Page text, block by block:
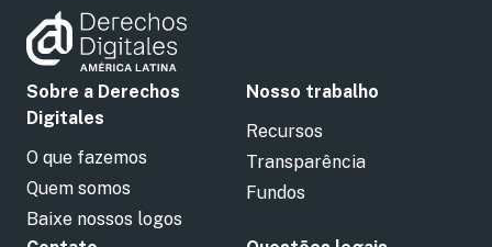
Sobre a Derechos
Digitales
O que fazemos
Quem somos
Baixe nossos logos
Nosso trabalho
Recursos
Transparência
Fundos